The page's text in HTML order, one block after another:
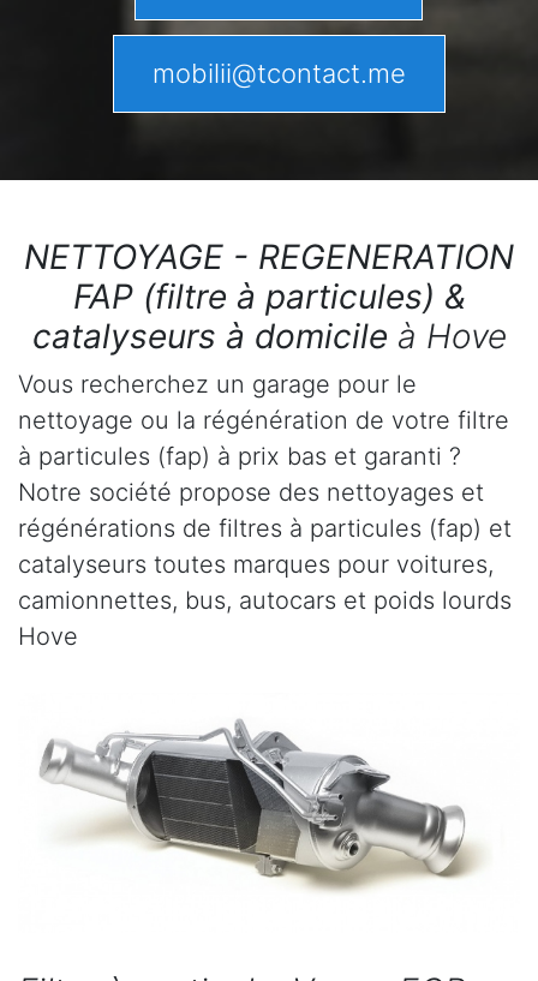
mobilii@tcontact.me
NETTOYAGE - REGENERATION
FAP (filtre à particules) &
catalyseurs à domicile à Hove
Vous recherchez un garage pour le
nettoyage ou la régénération de votre filtre
à particules (fap) à prix bas et garanti ?
Notre société propose des nettoyages et
régénérations de filtres à particules (fap) et
catalyseurs toutes marques pour voitures,
camionnettes, bus, autocars et poids lourds
Hove